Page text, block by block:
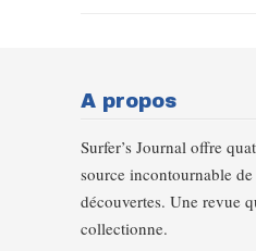
A propos
Surfer’s Journal offre
source incontournable
découvertes. Une revue
collectionne.